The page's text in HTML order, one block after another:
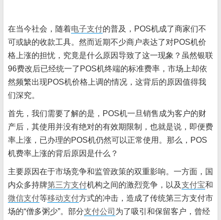
在当今社会，随着电子支付的普及，POS机成了商家们不
可或缺的收款工具。然而近期不少商户表达了对POS机价
格上涨的担忧，究竟是什么原因导致了这一现象？虽然银联
96费改后已经统一了POS机终端的标准费率，市场上却依
然频繁出现POS机价格上调的情况，这背后的原因值得我
们深究。
首先，我们需要了解的是，POS机一旦销售成为客户的财
产后，其使用并没有绝对的有效期限制，也就是说，即便费
率上涨，已办理的POS机仍然可以正常使用。那么，POS
机费率上涨的背后原因是什么？
主要原因在于市场竞争和监管政策的双重影响。一方面，国
内众多持牌第三方支付机构之间的激烈竞争，以及支付宝和
微信支付等移动支付方式的冲击，造成了传统第三方支付市
场的“僧多粥少”。部分支付公司 为了吸引和保留客户，曾经